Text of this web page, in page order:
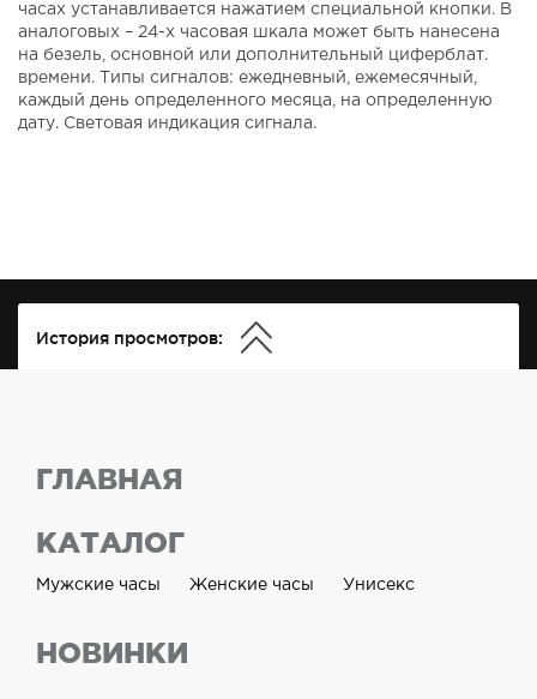
часах устанавливается нажатием специальной кнопки. В
аналоговых – 24-х часовая шкала может быть нанесена
на безель, основной или дополнительный циферблат.
времени. Типы сигналов: ежедневный, ежемесячный,
каждый день определенного месяца, на определенную
дату. Световая индикация сигнала.
История просмотров:
ГЛАВНАЯ
КАТАЛОГ
Мужские часы Женские часы Унисекс
НОВИНКИ